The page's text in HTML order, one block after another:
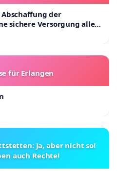
der
sichere Versorgung aller
für Erlangen
Ja, aber nicht so!
auch Rechte!